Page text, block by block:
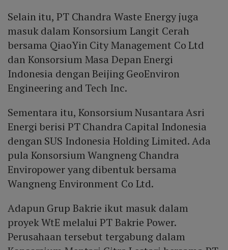
Selain itu, PT Chandra Waste Energy juga
masuk dalam Konsorsium Langit Cerah
bersama QiaoYin City Management Co Ltd
dan Konsorsium Masa Depan Energi
Indonesia dengan Beijing GeoEnviron
Engineering and Tech Inc.
Sementara itu, Konsorsium Nusantara Asri
Energi berisi PT Chandra Capital Indonesia
dengan SUS Indonesia Holding Limited. Ada
pula Konsorsium Wangneng Chandra
Enviropower yang dibentuk bersama
Wangneng Environment Co Ltd.
Adapun Grup Bakrie ikut masuk dalam
proyek WtE melalui PT Bakrie Power.
Perusahaan tersebut tergabung dalam